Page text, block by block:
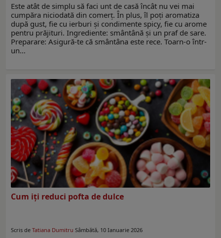
Este atât de simplu să faci unt de casă încât nu vei mai
cumpăra niciodată din comerț. În plus, îl poți aromatiza
după gust, fie cu ierburi și condimente spicy, fie cu arome
pentru prăjituri. Ingrediente: smântână și un praf de sare.
Preparare: Asigură-te că smântâna este rece. Toarn-o într-
un…
Cum iți reduci pofta de dulce
Scris de Tatiana Dumitru Sâmbătă, 10 Ianuarie 2026